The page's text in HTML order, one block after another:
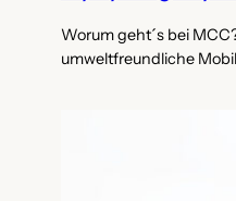
Worum geht´s bei
umweltfreundliche